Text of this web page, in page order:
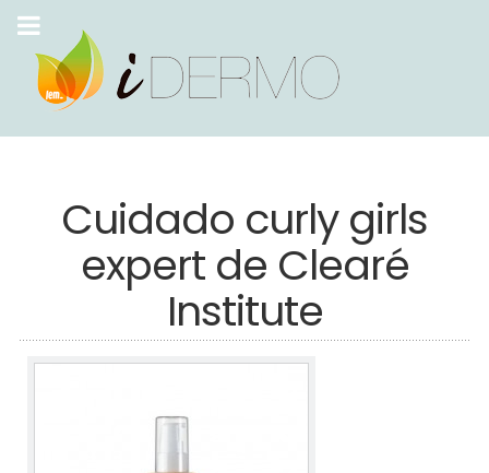
Cuidado curly girls
expert de Clearé
Institute